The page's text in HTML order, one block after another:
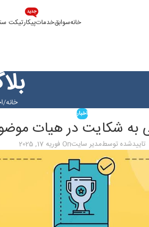
خانهسوابقخدماتپیکار
جدید
تیکت
خانه
اخبار
شکایت در هیات موضوع
تاییدشده توسطمدیر سایتOn فوریه 17, 2025